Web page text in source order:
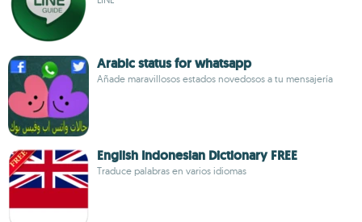
Arabic status for whatsapp
Añade maravillosos estados novedosos a tu mensajería
English Indonesian Dictionary FREE
Traduce palabras en varios idiomas